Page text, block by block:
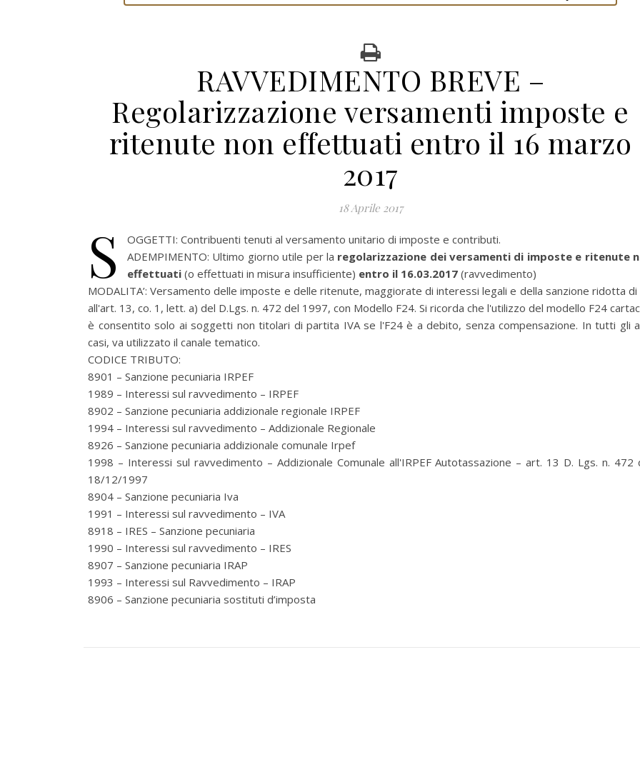
RAVVEDIMENTO BREVE –
Regolarizzazione versamenti imposte e
ritenute non effettuati entro il 16 marzo
2017
18 Aprile 2017
S
OGGETTI: Contribuenti tenuti al versamento unitario di imposte e contributi.
ADEMPIMENTO: Ultimo giorno utile per la regolarizzazione dei versamenti di imposte e ritenute
effettuati (o effettuati in misura insufficiente) entro il 16.03.2017 (ravvedimento)
MODALITA’: Versamento delle imposte e delle ritenute, maggiorate di interessi legali e della sanzione ridotta di
all'art. 13, co. 1, lett. a) del D.Lgs. n. 472 del 1997, con Modello F24. Si ricorda che l'utilizzo del modello F24
è consentito solo ai soggetti non titolari di partita IVA se l'F24 è a debito, senza compensazione. In tutti gli
casi, va utilizzato il canale tematico.
CODICE TRIBUTO:
8901 – Sanzione pecuniaria IRPEF
1989 – Interessi sul ravvedimento – IRPEF
8902 – Sanzione pecuniaria addizionale regionale IRPEF
1994 – Interessi sul ravvedimento – Addizionale Regionale
8926 – Sanzione pecuniaria addizionale comunale Irpef
1998 – Interessi sul ravvedimento – Addizionale Comunale all'IRPEF Autotassazione – art. 13 D. Lgs. n. 472
18/12/1997
8904 – Sanzione pecuniaria Iva
1991 – Interessi sul ravvedimento – IVA
8918 – IRES – Sanzione pecuniaria
1990 – Interessi sul ravvedimento – IRES
8907 – Sanzione pecuniaria IRAP
1993 – Interessi sul Ravvedimento – IRAP
8906 – Sanzione pecuniaria sostituti d’imposta